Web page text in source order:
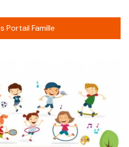
Portail Famille